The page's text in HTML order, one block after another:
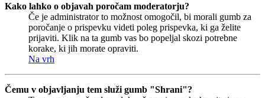
Kako lahko o objavah poročam moderatorju?
Če je administrator to možnost omogočil, bi morali gumb za
poročanje o prispevku videti poleg prispevka, ki ga želite
prijaviti. Klik na ta gumb vas bo popeljal skozi potrebne
korake, ki jih morate opraviti.
Na vrh
Čemu v objavljanju tem služi gumb "Shrani"?